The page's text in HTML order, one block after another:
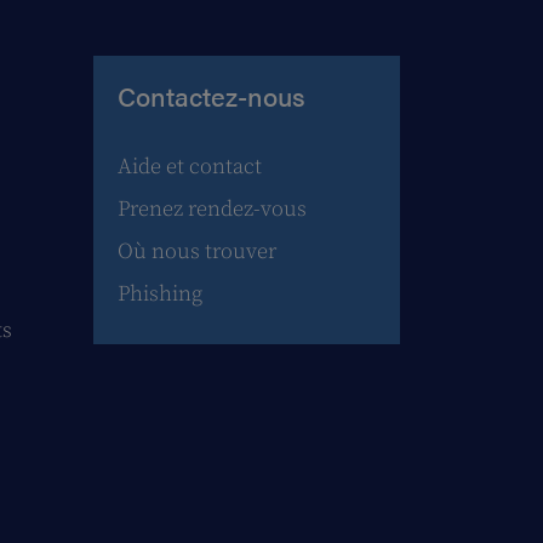
Contactez-nous
Aide et contact
Prenez rendez-vous
Où nous trouver
Phishing